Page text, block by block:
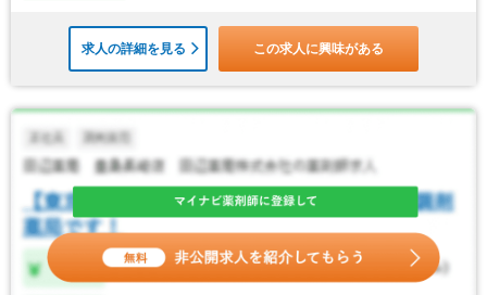
求人の詳細を見る この求人に興味がある